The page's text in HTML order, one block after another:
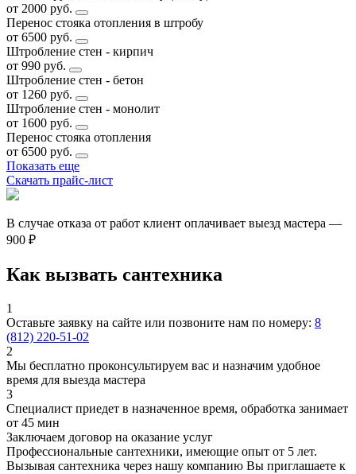
от 2000 руб.
Перенос стояка отопления в штробу
от 6500 руб.
Штробление стен - кирпич
от 990 руб.
Штробление стен - бетон
от 1260 руб.
Штробление стен - монолит
от 1600 руб.
Перенос стояка отопления
от 6500 руб.
Показать еще
Скачать прайс-лист
В случае отказа от работ клиент оплачивает выезд мастера —
900 ₽
Как вызвать сантехника
1
Оставьте заявку на сайте или позвоните нам по номеру: 8
(812) 220-51-02
2
Мы бесплатно проконсультируем вас и назначим удобное
время для выезда мастера
3
Специалист приедет в назначенное время, обработка занимает
от 45 мин
Заключаем договор на оказание услуг
Профессиональные сантехники, имеющие опыт от 5 лет.
Вызывая сантехника через нашу компанию Вы приглашаете к